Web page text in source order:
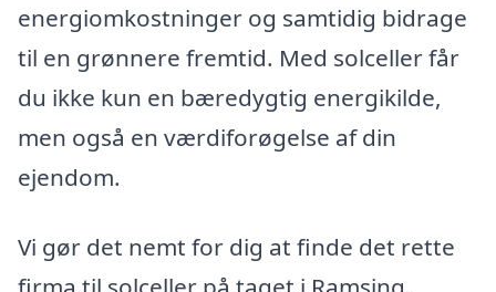
energiomkostninger og samtidig bidrage
til en grønnere fremtid. Med solceller får
du ikke kun en bæredygtig energikilde,
men også en værdiforøgelse af din
ejendom.
Vi gør det nemt for dig at finde det rette